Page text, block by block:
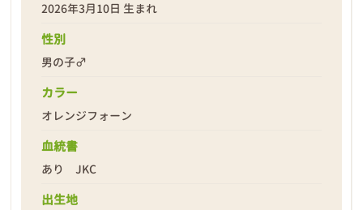
2026年3月10日 生まれ
性別
男の子♂
カラー
オレンジフォーン
血統書
あり JKC
出生地